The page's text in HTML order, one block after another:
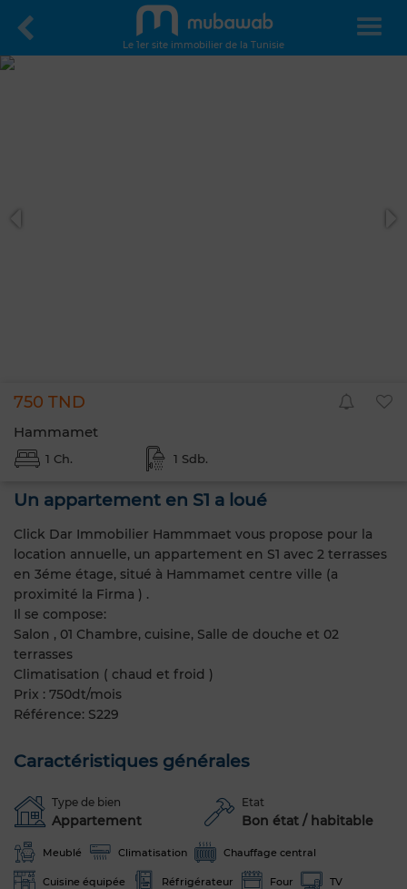
Le 1er site immobilier de la Tunisie
750 TND
Hammamet
1 Ch. 1 Sdb.
Un appartement en S1 a loué
Click Dar Immobilier Hammmaet vous propose pour la
location annuelle, un appartement en S1 avec 2 terrasses
en 3éme étage, situé à Hammamet centre ville (a
proximité la Firma ) .
Il se compose:
Salon , 01 Chambre, cuisine, Salle de douche et 02
terrasses
Climatisation ( chaud et froid )
Prix : 750dt/mois
Référence: S229
Caractéristiques générales
Type de bien
Appartement
Etat
Bon état / habitable
Meublé Climatisation Chauffage central
Cuisine équipée Réfrigérateur Four TV